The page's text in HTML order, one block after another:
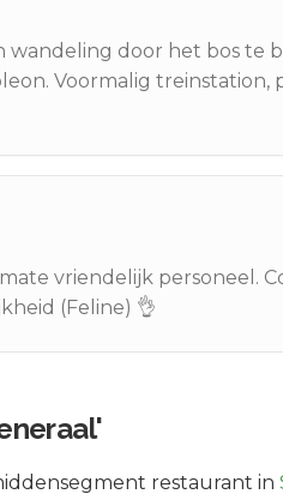
​​wandeling door het bos te
Voormalig treinstation,
vriendelijk personeel.
(Feline) 👌
restaurant in